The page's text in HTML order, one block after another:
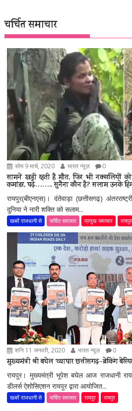
चर्चित समाचार
सोम 9 मार्च, 2020 भारत न्यूज़ 0
सामने खड़ी रहती है मौत, फिर भी नक्सलियों
कमांडर, पढ़े…….. सुनैना कौन है? सलाम उनके
रायपुर(बीएनएस)। दंतेवाड़ा (छत्तीसगढ़)
दुनिया ने नारी शक्ति को सलाम...
खबरें राजधानी से चर्चित समाचार प्रमुख समाचार रायपुर
शनि 11 जनवरी, 2020 भारत न्यूज़ 0
मुख्यमंत्री श्री बघेल ‘व्यापार छत्तीसगढ़-ब्रेकिंग
रायपुर। मुख्यमंत्री भूपेश बघेल आज राजधानी
डीलर्स ऐशोसिएशन रायपुर द्वारा आयोजित...
खबरें राजधानी से चर्चित समाचार रायपुर रायपुर